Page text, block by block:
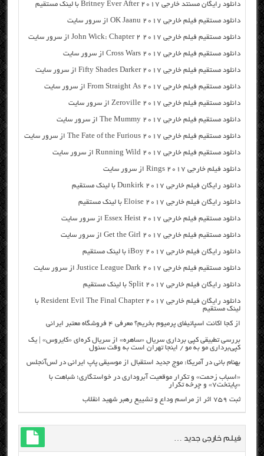
دانلود رایگان مسنتد خارجی Britney Ever After 2017 با لینک مستقیم
دانلود مستقیم فیلم خارجی OK Jaanu 2017 از سرور سایت
دانلود مستقیم فیلم خارجی John Wick: Chapter 2 2017 از سرور سایت
دانلود مستقیم فیلم خارجی Cross Wars 2017 از سرور سایت
دانلود مستقیم فیلم خارجی Fifty Shades Darker 2017 از سرور سایت
دانلود مستقیم فیلم خارجی From Straight As 2017 از سرور سایت
دانلود مستقیم فیلم خارجی Zeroville 2017 از سرور سایت
دانلود مستقیم فیلم خارجی The Mummy 2017 از سرور سایت
دانلود مستقیم فیلم خارجی The Fate of the Furious 2017 از سرور سایت
دانلود مستقیم فیلم خارجی Running Wild 2017 از سرور سایت
دانلود فیلم خارجی Rings 2017 از سرور سایت
دانلود رایگان فیلم خارجی Dunkirk 2017 با لینک مستقیم
دانلود رایگان فیلم خارجی Eloise 2017 با لینک مستقیم
دانلود مستقیم فیلم خارجی Essex Heist 2017 از سرور سایت
دانلود مستقیم فیلم خارجی Get the Girl 2017 از سرور سایت
دانلود رایگان فیلم خارجی iBoy 2017 با لینک مستقیم
دانلود مستقیم فیلم خارجی Justice League Dark 2017 از سرور سایت
دانلود رایگان فیلم خارجی Split 2017 با لینک مستقیم
دانلود رایگان فیلم خارجی Resident Evil The Final Chapter 2017 با
لینک مستقیم
از کجا اکانت اسپاتیفای پرمیوم بخریم؟ معرفی ۴ فروشگاه معتبر ایرانی
بررسی تطبیقی کپی برداری سریال «ساهره» از سریال کره‌ای «کایروس» | یک
کپی‌برداری مو به مو / اینجا تهران است به وقت سئول
بهنام بانی در آمریکا: موج جدید استقبال از موسیقی پاپ ایرانی در لس‌آنجلس
«اسباب زحمت» و تکرار موقعیت آبروداری در خواستگاری؛ شباهت با
«پایتخت۷» و چرخه تکرار
ثبت ۷۵۹ اثر از مراسم وداع و تشییع رهبر شهید انقلاب
فیلم خارجی جدید …